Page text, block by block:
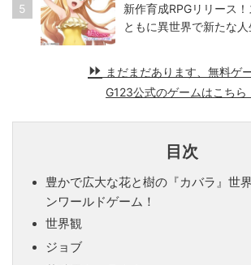
5
新作育成RPGリリース
ともに異世界で新たな人
まだまだあります、無料ゲ
G123公式のゲームはこちら
目次
豊かで広大な花と樹の『カバラ』世
ンワールドゲーム！
世界観
ジョブ